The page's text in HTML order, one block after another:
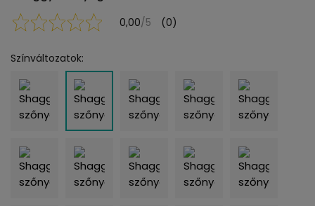
0,00/5 (0)
Színváltozatok: